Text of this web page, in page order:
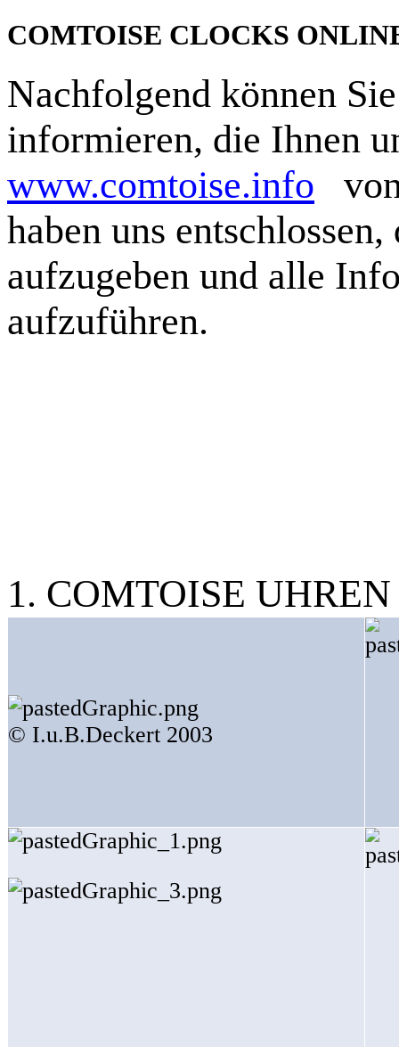
COMTOISE CLOCKS
Nachfolgend können
informieren, die Ihnen
www.comtoise.info
haben uns
aufzugeben und alle
aufzuführen.
1. COMTOISE
© I.u.B.Deckert 2003